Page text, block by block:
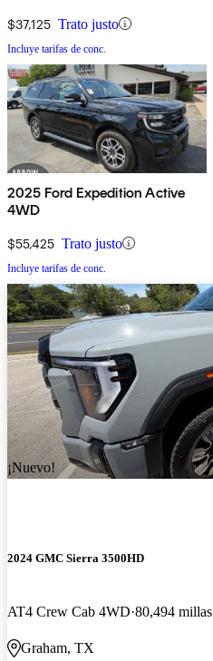
$37,125 Trato justo
Incluye tarifas de conc.
2025 Ford Expedition Active
4WD
$55,425 Trato justo
Incluye tarifas de conc.
¡Nuevo!
2024 GMC Sierra 3500HD
AT4 Crew Cab 4WD 80,494 millas
Graham, TX